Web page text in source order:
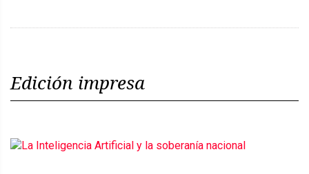
Edición impresa